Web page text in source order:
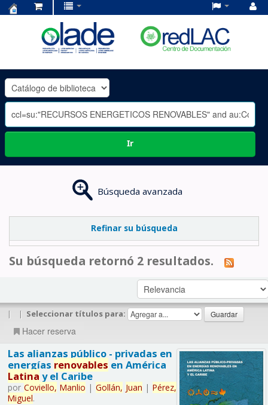
OLADE
-
Ir
Búsqueda avanzada
Refinar su búsqueda
Su búsqueda retornó 2 resultados.
| | Seleccionar títulos para:
Hacer reserva
Las alianzas público - privadas en
energías renovables en América
Latina y el Caribe
por Coviello, Manlio | Gollán, Juan | Pérez,
Miguel.